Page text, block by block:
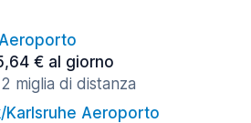
€ al giorno
miglia di distanza
Karlsruhe Aeroporto